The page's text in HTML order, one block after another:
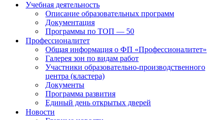
Учебная деятельность
Описание образовательных программ
Документация
Программы по ТОП — 50
Профессионалитет
Общая информация о ФП «Профессионалитет»
Галерея зон по видам работ
Участники образовательно-производственного
центра (кластера)
Документы
Программа развития
Единый день открытых дверей
Новости